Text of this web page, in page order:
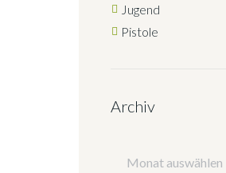
Jugend
Pistole
Archiv